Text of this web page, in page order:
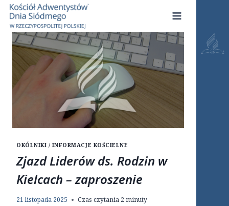
Przejdź
treści
OKÓLNIKI / INFORMACJE KOŚCIELNE
Zjazd Liderów ds. Rodzin w
Kielcach – zaproszenie
21 listopada 2025 Czas czytania 2 minuty